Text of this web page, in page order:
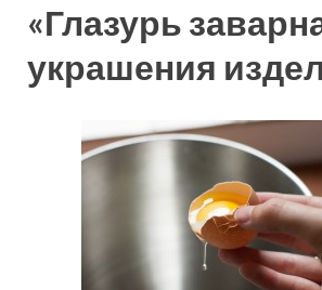
«Глазурь
украшения